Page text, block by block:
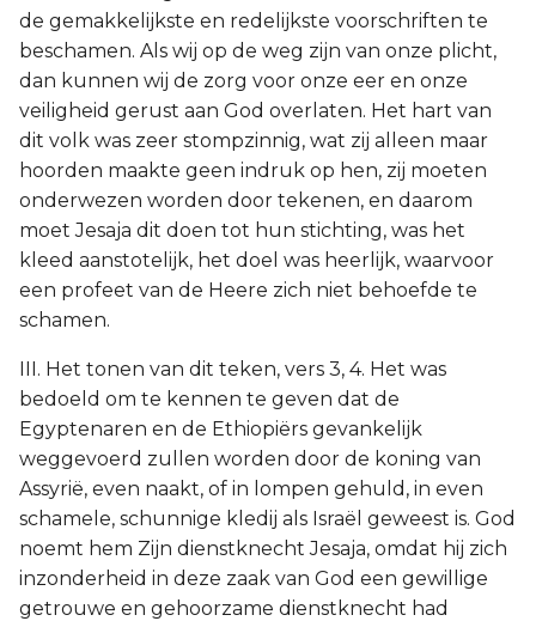
de gemakkelijkste en redelijkste voorschriften te
beschamen. Als wij op de weg zijn van onze plicht,
dan kunnen wij de zorg voor onze eer en onze
veiligheid gerust aan God overlaten. Het hart van
dit volk was zeer stompzinnig, wat zij alleen maar
hoorden maakte geen indruk op hen, zij moeten
onderwezen worden door tekenen, en daarom
moet Jesaja dit doen tot hun stichting, was het
kleed aanstotelijk, het doel was heerlijk, waarvoor
een profeet van de Heere zich niet behoefde te
schamen.
III. Het tonen van dit teken, vers 3, 4. Het was
bedoeld om te kennen te geven dat de
Egyptenaren en de Ethiopiërs gevankelijk
weggevoerd zullen worden door de koning van
Assyrië, even naakt, of in lompen gehuld, in even
schamele, schunnige kledij als Israël geweest is. God
noemt hem Zijn dienstknecht Jesaja, omdat hij zich
inzonderheid in deze zaak van God een gewillige
getrouwe en gehoorzame dienstknecht had